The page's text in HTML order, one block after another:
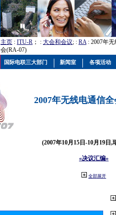
主页 : ITU-R ； : 大会和会议; : RA: 2007年
会(RA-07)
2007年无线电通信
(2007年10月15日-10月19日,
«决议汇编»
全部展开
国际电联三大部门 新闻室 各项活动